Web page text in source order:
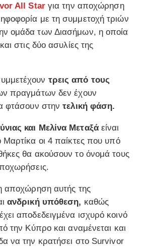
All Starγια την αποχώρηση
με τη συμμετοχή τριών
ομάδα των Διασήμων, η οποία
στις δύο ασυλίες της
τρεις από τους
πραγμάτων δεν έχουν
φτάσουν στηντελική φάση.
και Μελίνα Μεταξάείναι
Μαρτίκα οι 4 παίκτες που υπό
θα ακούσουν το όνομά τους
αποχώρηση αυτής της
ανδρική υπόθεση, καθώς
έχει αποδεδειγμένα ισχυρό κοινό
την Κύπρο και αναμένεται και
να την κρατήσει στο Survivor